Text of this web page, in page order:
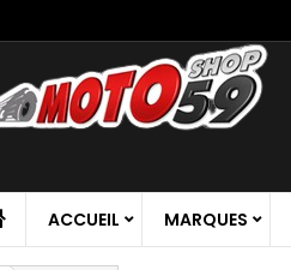
ACCUEIL MARQUES